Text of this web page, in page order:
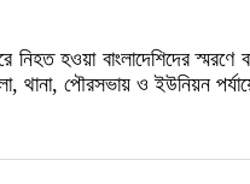
হওয়া বাংলাদেশিদের স্মরণে
পৌরসভায় ও ইউনিয়ন